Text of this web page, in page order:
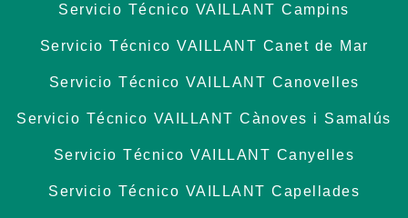
Servicio Técnico VAILLANT Campins
Servicio Técnico VAILLANT Canet de Mar
Servicio Técnico VAILLANT Canovelles
Servicio Técnico VAILLANT Cànoves i Samalús
Servicio Técnico VAILLANT Canyelles
Servicio Técnico VAILLANT Capellades